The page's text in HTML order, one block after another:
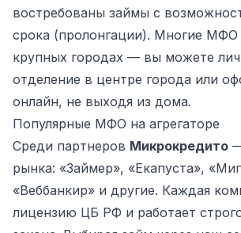
востребованы займы с
срока (пролонгации). Многие
крупных городах — вы можете
отделение в центре города или
онлайн, не выходя из дома.
Популярные МФО на агрегаторе
Среди партнеров Микрокредито
рынка: «Займер», «Екапуста»,
«Веббанкир» и другие. Каждая
лицензию ЦБ РФ и работает